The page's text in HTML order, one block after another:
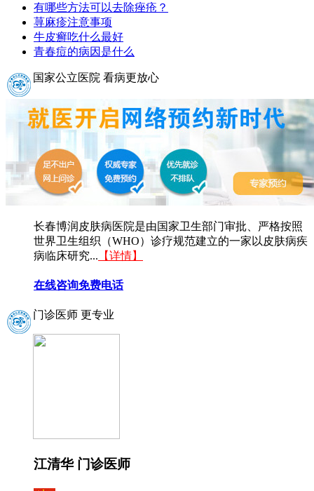
有哪些方法可以去除痤疮？
荨麻疹注意事项
牛皮癣吃什么最好
青春痘的病因是什么
国家公立医院 看病更放心
长春博润皮肤病医院是由国家卫生部门审批、严格按照
世界卫生组织（WHO）诊疗规范建立的一家以皮肤病疾
病临床研究... 【详情】
在线咨询免费电话
门诊医师 更专业
江清华 门诊医师